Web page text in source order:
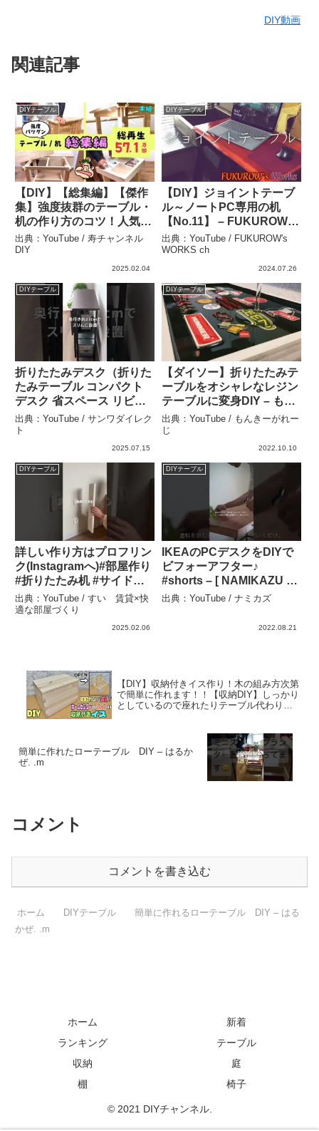
DIY動画
関連記事
DIYテーブル
【DIY】【総集編】【傑作
集】強度抜群のテーブル・
机の作り方のコツ！人気動
画４つを集めてイッキ見に
しました★ – 寿チャンネル
出典：YouTube / 寿チャンネル
DIY
2025.02.04
DIYテーブル
【DIY】ジョイントテーブ
ル～ノートPC専用の机
【No.11】 – FUKUROW’s
WORKS ch
出典：YouTube / FUKUROW's
WORKS ch
2024.07.26
DIYテーブル
折りたたみデスク（折りた
たみテーブル コンパクト
デスク 省スペース リビン
グ学習 幅65cm 奥行53cm
棚板つき 多機能テーブ
ル）100-DESKH082/083
ト
出典：YouTube / サンワダイレク
ト
2025.07.15
DIYテーブル
【ダイソー】折りたたみテ
ーブルをオシャレなレジン
テーブルに変身DIY – もん
きーがれーじ
出典：YouTube / もんきーがれー
じ
2022.10.10
DIYテーブル
詳しい作り方はプロフリン
ク(Instagramへ)#部屋作り
#折りたたみ机 #サイドテ
ーブル #賃貸DIY #スタン
ドバー – すい 賃貸×快適
出典：YouTube / すい 賃貸×快
適な部屋づくり
2025.02.06
DIYテーブル
IKEAのPCデスクをDIYで
ビフォーアフター♪
#shorts – [ NAMIKAZU ]
ナミカズ
出典：YouTube / ナミカズ
2022.08.21
【DIY】収納付きイス作り！木の組み方次第
で簡単に作れます！！【収納DIY】しっかり
としているので座れたりテーブル代わりに
簡単に作れたローテーブル DIY – はるか
ぜ. .m
コメント
コメントを書き込む
ホーム DIYテーブル
簡単に作れるローテーブル DIY – はる
かぜ. .m
ホーム
新着
ランキング
テーブル
収納
庭
棚
椅子
© 2021 DIYチャンネル.